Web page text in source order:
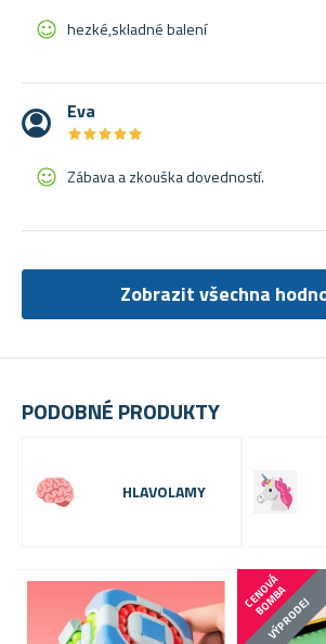
PODOBNÉ PRODUKTY
HLAVOLAMY
C
E
N
O
V
Á
B
O
M
B
A
VÝPRODEJ
hezké,skladné balení
Eva
★★★★★
★★★★★
Zábava a zkouška dovedností.
Zobrazit všechna